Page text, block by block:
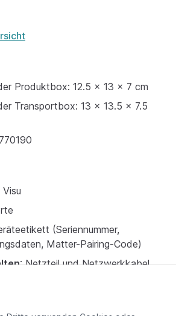
Produktbox: 12.5 x 13 x 7 cm
Transportbox: 13 x 13.5 x 7.5
(Seriennummer,
Matter-Pairing-Code)
: Netzteil und Netzwerkkabel